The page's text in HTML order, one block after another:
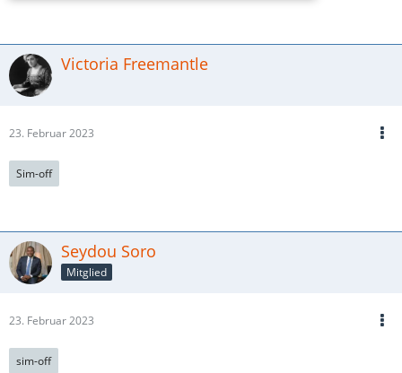
Victoria Freemantle
23. Februar 2023
Sim-off
Seydou Soro
Mitglied
23. Februar 2023
sim-off